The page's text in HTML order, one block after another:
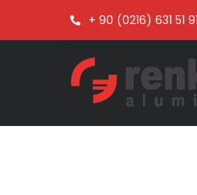
+ 90 (0216) 631 51 91